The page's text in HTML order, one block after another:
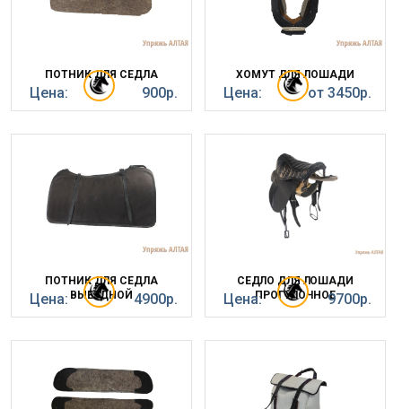
ПОТНИК ДЛЯ СЕДЛА
Цена: 900р.
ХОМУТ ДЛЯ ЛОШАДИ
Цена: от 3450р.
ПОТНИК ДЛЯ СЕДЛА
ВЫЕЗДНОЙ
Цена: 4900р.
СЕДЛО ДЛЯ ЛОШАДИ
ПРОГУЛОЧНОЕ
Цена: 9700р.